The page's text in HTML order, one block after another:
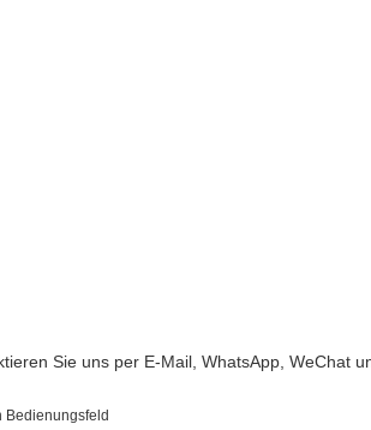
Sie uns per E-Mail, WhatsApp, WeChat
Bedienungsfeld